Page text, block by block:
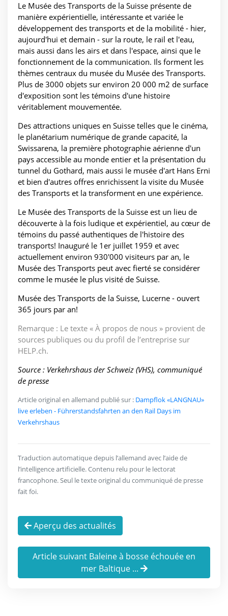
Le Musée des Transports de la Suisse présente de
manière expérientielle, intéressante et variée le
développement des transports et de la mobilité - hier,
aujourd'hui et demain - sur la route, le rail et l'eau,
mais aussi dans les airs et dans l'espace, ainsi que le
fonctionnement de la communication. Ils forment les
thèmes centraux du musée du Musée des Transports.
Plus de 3000 objets sur environ 20 000 m2 de surface
d'exposition sont les témoins d'une histoire
véritablement mouvementée.
Des attractions uniques en Suisse telles que le cinéma,
le planétarium numérique de grande capacité, la
Swissarena, la première photographie aérienne d'un
pays accessible au monde entier et la présentation du
tunnel du Gothard, mais aussi le musée d'art Hans Erni
et bien d'autres offres enrichissent la visite du Musée
des Transports et la transforment en une expérience.
Le Musée des Transports de la Suisse est un lieu de
découverte à la fois ludique et expérientiel, au cœur de
témoins du passé authentiques de l'histoire des
transports! Inauguré le 1er juillet 1959 et avec
actuellement environ 930'000 visiteurs par an, le
Musée des Transports peut avec fierté se considérer
comme le musée le plus visité de Suisse.
Musée des Transports de la Suisse, Lucerne - ouvert
365 jours par an!
Remarque : Le texte « À propos de nous » provient de
sources publiques ou du profil de l’entreprise sur
HELP.ch.
Source : Verkehrshaus der Schweiz (VHS), communiqué
de presse
Article original en allemand publié sur : Dampflok «LANGNAU»
live erleben - Führerstandsfahrten an den Rail Days im
Verkehrshaus
Traduction automatique depuis l’allemand avec l’aide de
l’intelligence artificielle. Contenu relu pour le lectorat
francophone. Seul le texte original du communiqué de presse
fait foi.
Aperçu des actualités
Article suivant Baleine à bosse échouée en
mer Baltique ...